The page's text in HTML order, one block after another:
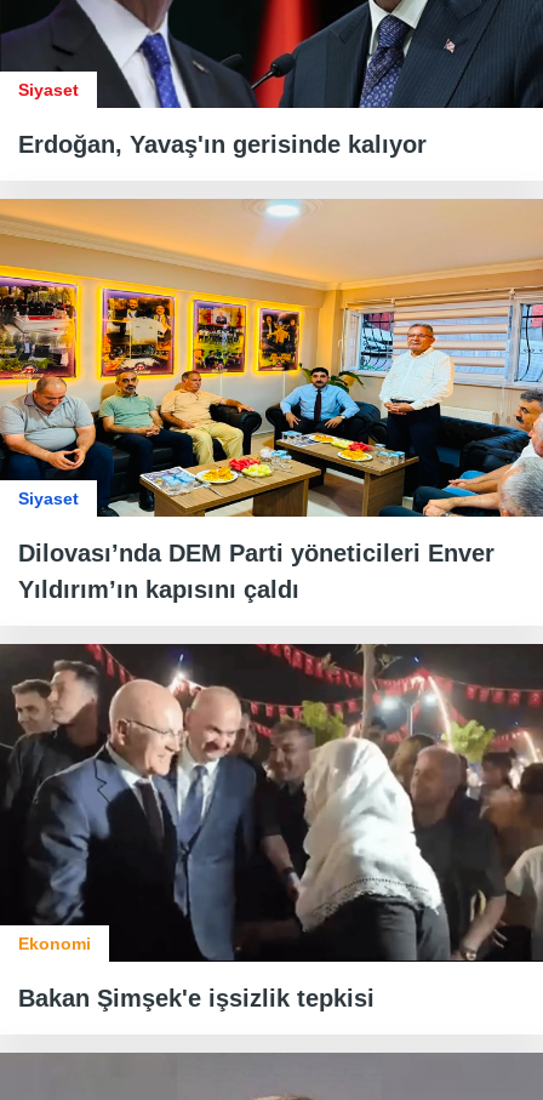
Siyaset
Erdoğan, Yavaş'ın gerisinde kalıyor
Siyaset
Dilovası’nda DEM Parti yöneticileri Enver
Yıldırım’ın kapısını çaldı
Ekonomi
Bakan Şimşek'e işsizlik tepkisi